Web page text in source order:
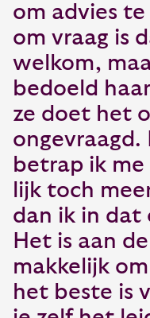
om advies
om vraag is
welkom,
bedoeld
ze doet het
betrap ik
lijk toch
dan ik in dat
Het is aan
makkelijk
het beste is